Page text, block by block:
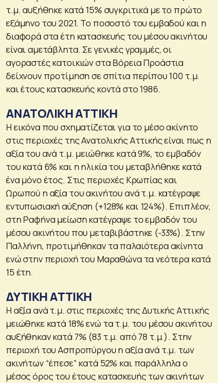
τ.μ. αυξήθηκε κατά 15% συγκριτικά με το πρώτο
εξάμηνο του 2021. Το ποσοστό του εμβαδού και η
διαφορά στα έτη κατασκευής του μέσου ακινήτου
είναι αμετάβλητα. Σε γενικές γραμμές, οι
αγοραστές κατοικιών στα Βόρεια Προάστια
δείχνουν προτίμηση σε σπίτια περίπου 100 τ.μ.
και έτους κατασκευής κοντά στο 1986.
ΑΝΑΤΟΛΙΚΗ ΑΤΤΙΚΗ
Η εικόνα που σχηματίζεται για το μέσο ακίνητο
στις περιοχές της Ανατολικής Αττικής είναι πως η
αξία του ανά τ.μ. μειώθηκε κατά 9%, το εμβαδόν
του κατά 6% και η ηλικία του μεταβλήθηκε κατά
ένα μόνο έτος. Στις περιοχές Κρωπίας και
Ωρωπού η αξία του ακινήτου ανά τ.μ. κατέγραψε
εντυπωσιακή αύξηση (+128% και 124%). Επιπλέον,
στη Ραφήνα μείωση κατέγραψε το εμβαδόν του
μέσου ακινήτου που μεταβιβάστηκε (-33%). Στην
Παλλήνη, προτιμήθηκαν τα παλαιότερα ακίνητα
ενώ στην περιοχή του Μαραθώνα τα νεότερα κατά
15 έτη.
ΔΥΤΙΚΗ ΑΤΤΙΚΗ
Η αξία ανά τ.μ. στις περιοχές της Δυτικής Αττικής
μειώθηκε κατά 18% ενώ τα τ.μ. του μέσου ακινήτου
αυξήθηκαν κατά 7% (83 τ.μ. από 78 τ.μ.). Στην
περιοχή του Ασπροπύργου η αξία ανά τ.μ. των
ακινήτων “έπεσε” κατά 52% και παράλληλα ο
μέσος όρος του έτους κατασκευής των ακινήτων